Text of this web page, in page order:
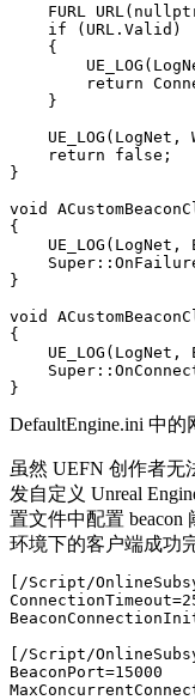
FURL
    if (URL.Valid)
    {
return
    }
UE_LOG(LogNet,
    return false;
}
void
{
UE_LOG(LogNet,
}
void
{
UE_LOG(LogNet,
DefaultEngine.ini 中
虽然 UEFN 创作者无
发自定义 Unreal
置文件中配置
环境下的客户端成功
[/Script/
[/Script/
BeaconPort=15000